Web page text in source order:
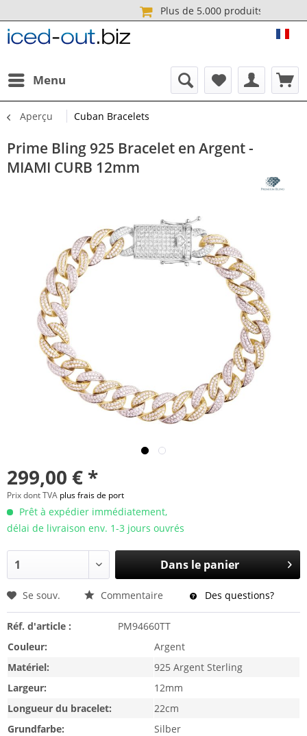
Plus de 5.000
Menu
Aperçu Cuban Bracelets
Prime Bling 925 Bracelet en Argent -
MIAMI CURB 12mm
299,00 € *
Prix dont TVA plus frais de port
Prêt à expédier immédiatement,
délai de livraison env. 1-3 jours ouvrés
Dans le panier
Se souv. Commentaire Des questions?
Réf. d'article :
PM94660TT
Couleur:
Argent
Matériel:
925 Argent Sterling
Largeur:
12mm
Longueur du bracelet:
22cm
Grundfarbe:
Silber